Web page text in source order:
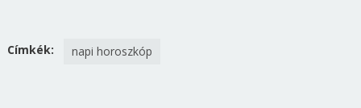
Címkék: napi horoszkóp